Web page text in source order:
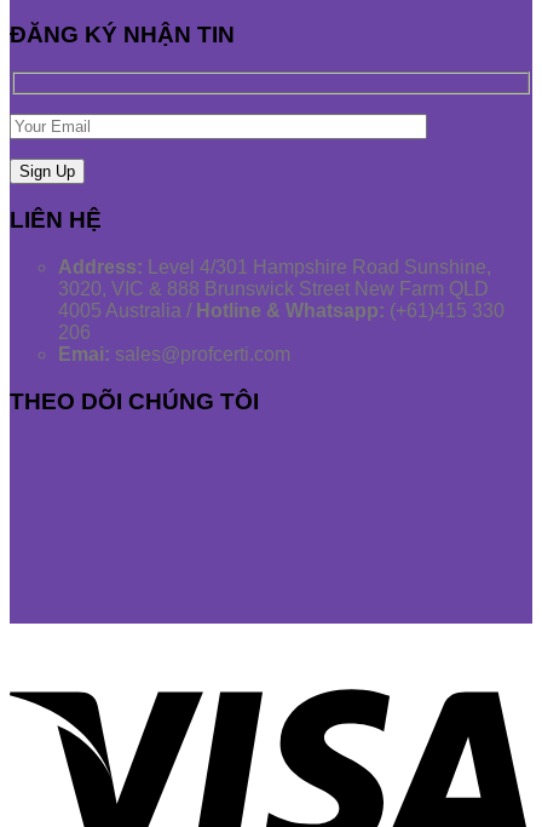
ĐĂNG KÝ NHẬN TIN
LIÊN HỆ
Address: Level 4/301 Hampshire Road Sunshine,
3020, VIC & 888 Brunswick Street New Farm QLD
4005 Australia / Hotline & Whatsapp: (+61)415 330
206
Emai: sales@profcerti.com
THEO DÕI CHÚNG TÔI